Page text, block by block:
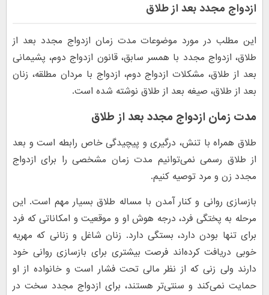
ازدواج مجدد بعد از طلاق
این مطلب در مورد موضوعات مدت زمان ازدواج مجدد بعد از
طلاق، ازدواج مجدد با همسر سابق، قانون ازدواج دوم، پشیمانی
بعد از طلاق، مشکلات ازدواج دوم، ازدواج با مردان مطلقه، زنان
بعد از طلاق، صیغه بعد از طلاق نوشته شده است.
مدت زمان ازدواج مجدد بعد از طلاق
طلاق همراه با تنش، درگیری و پیچیدگی خاص رابطه است و بعد
از طلاق رسمی نمی‌توانیم مدت زمان مشخصی را برای ازدواج
مجدد زن و مرد توصیه کنیم.
بازسازی روانی و کنار آمدن با مساله طلاق بسیار مهم است. این
مرحله به پختگی فرد، درجه هوش او و موقعیت و امکاناتی که فرد
برای تنها بودن دارد، بستگی دارد. زنان شاغل و زنانی که مهریه
خوبی دریافت کرده‌اند فرصت بیشتری برای بازسازی روانی خود
دارند ولی زنی که از نظر مالی تحت فشار است و خانواده از او
حمایت نمی‌کند و سنتی‌تر هستند، برای ازدواج مجدد سخت در